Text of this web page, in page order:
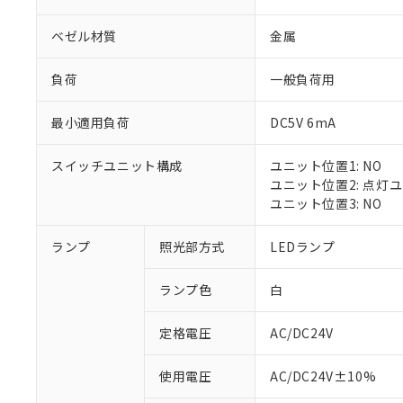
ベゼル材質 金属
負荷 一般負荷用
最小適用負荷 DC5V 6mA
スイッチユニット構成
ユニット位置1: NO
ユニット位置2: 点灯
ユニット位置3: NO
ランプ 照光部方式 LEDランプ
ランプ色 白
定格電圧 AC/DC24V
使用電圧 AC/DC24V±10%
ご利用条件
※1 対応状況
調査・確認中：
非該当品：ライセ
仕入先様の事情に
があります。
※1 中国